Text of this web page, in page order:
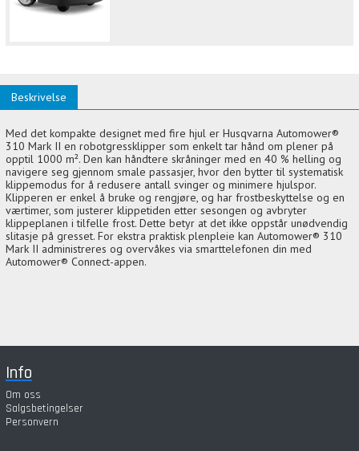
Beskrivelse
Med det kompakte designet med fire hjul er Husqvarna Automower®
310 Mark II en robotgressklipper som enkelt tar hånd om plener på
opptil 1000 m². Den kan håndtere skråninger med en 40 % helling og
navigere seg gjennom smale passasjer, hvor den bytter til systematisk
klippemodus for å redusere antall svinger og minimere hjulspor.
Klipperen er enkel å bruke og rengjøre, og har frostbeskyttelse og en
værtimer, som justerer klippetiden etter sesongen og avbryter
klippeplanen i tilfelle frost. Dette betyr at det ikke oppstår unødvendig
slitasje på gresset. For ekstra praktisk plenpleie kan Automower® 310
Mark II administreres og overvåkes via smarttelefonen din med
Automower® Connect-appen.
Info
Om oss
Salgsbetingelser
Personvern